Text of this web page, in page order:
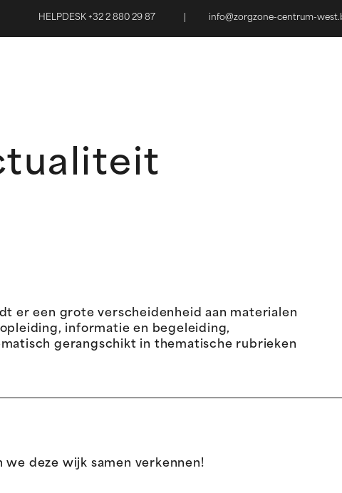
HELPDESK +32 2 880 29 87 info@zorgzone-centrum-
er een grote verscheidenheid aan materialen
informatie en begeleiding,
gerangschikt in thematische rubrieken
we deze wijk samen verkennen!